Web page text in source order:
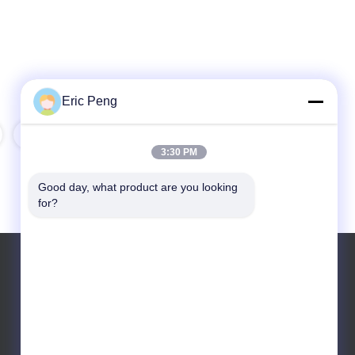
Eric Peng
3:30 PM
Good day, what product are you looking
for?